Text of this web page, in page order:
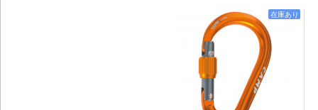
在庫あり